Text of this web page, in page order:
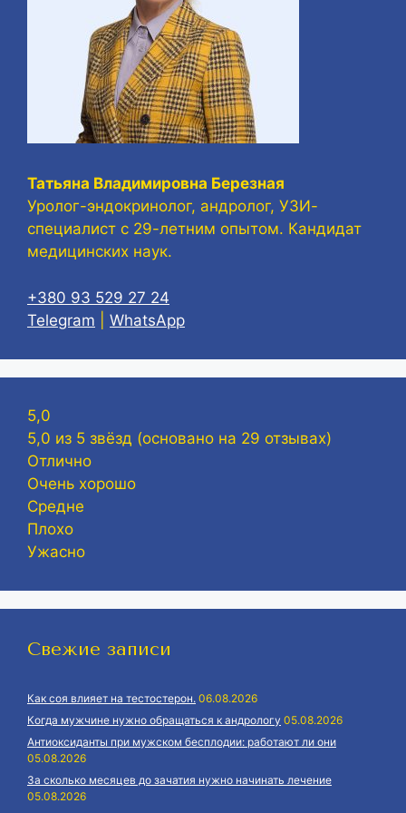
Татьяна Владимировна Березная
Уролог-эндокринолог, андролог, УЗИ-
специалист с 29-летним опытом. Кандидат
медицинских наук.
+380 93 529 27 24
Telegram
WhatsApp
5,0
5,0 из 5 звёзд (основано на 29 отзывах)
Отлично
Очень хорошо
Средне
Плохо
Ужасно
Свежие записи
Как соя влияет на тестостерон. 06.08.2026
Когда мужчине нужно обращаться к андрологу 05.08.2026
Антиоксиданты при мужском бесплодии: работают ли они
05.08.2026
За сколько месяцев до зачатия нужно начинать лечение
05.08.2026